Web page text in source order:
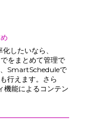
したいなら、
をまとめて管理で
SmartScheduleで
行えます。さら
機能によるコンテン
ォーマンス追跡に
グラフィックをデ
信できます。繰り返